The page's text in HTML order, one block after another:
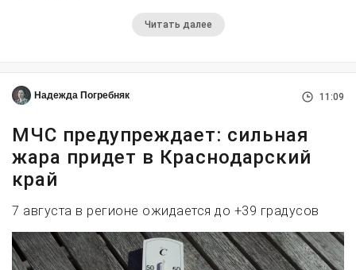
Читать далее
Надежда Погребняк 11:09
МЧС предупреждает: сильная
жара придет в Краснодарский
край
7 августа в регионе ожидается до +39 градусов